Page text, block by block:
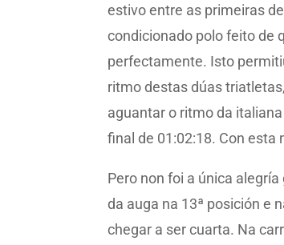
estivo entre as primeiras
condicionado polo feito de
perfectamente. Isto
ritmo destas dúas
aguantar o ritmo da
final de 01:02:18. Con esta
Pero non foi a única
da auga na 13ª posición e
chegar a ser cuarta. Na